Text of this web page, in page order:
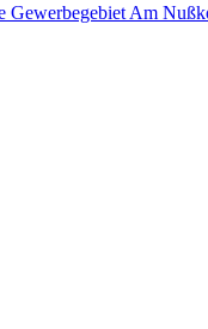
Gewerbegebiet Am